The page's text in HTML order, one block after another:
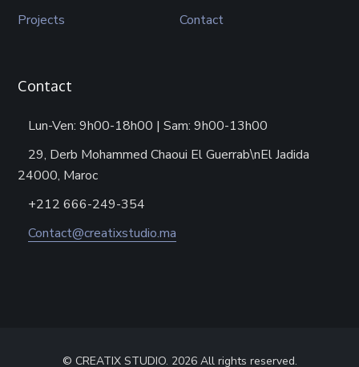
Projects
Contact
Contact
Lun-Ven: 9h00-18h00 | Sam: 9h00-13h00
29, Derb Mohammed Chaoui El Guerrab\nEl Jadida
24000, Maroc
+212 666-249-354
Contact@creatixstudio.ma
© CREATIX STUDIO. 2026 All rights reserved.